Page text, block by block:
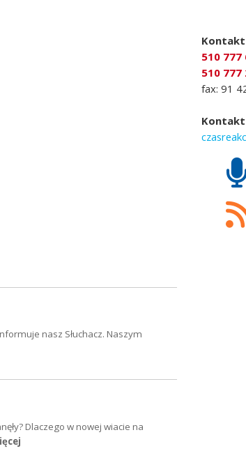
510 777
510 777
fax: 91
nasz Słuchacz. Naszym
Dlaczego w nowej wiacie na